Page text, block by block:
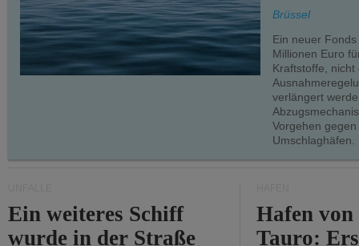
teilweise.
Brüssel
Ein neuer
Millionen Euro
Kraftstoffe, nicht
verlängert
Vorgehen
Umschlaghäfen.
Ein weiteres Schiff
wurde in der Straße
Hafen
Tauro: